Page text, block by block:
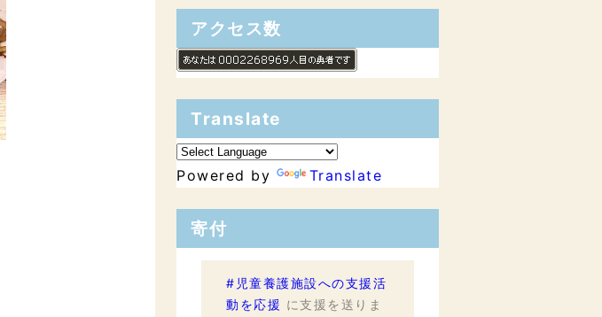
アクセス数
Translate
Powered by Translate
寄付
#児童養護施設への支援活
動を応援 に支援を送りま